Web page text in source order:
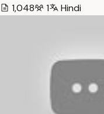
1,048
1 Hindi